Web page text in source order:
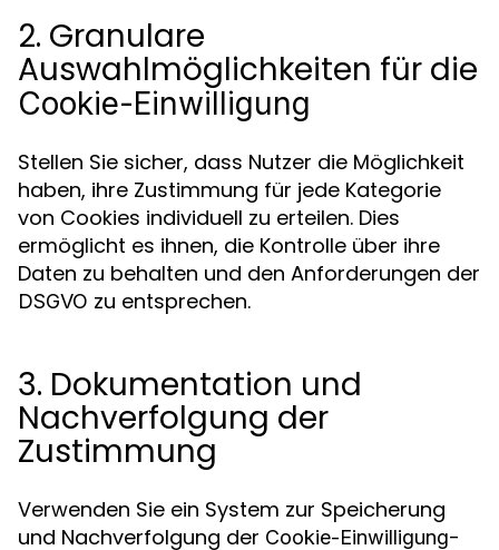
2. Granulare
Auswahlmöglichkeiten für die
Cookie-Einwilligung
Stellen Sie sicher, dass Nutzer die Möglichkeit
haben, ihre Zustimmung für jede Kategorie
von Cookies individuell zu erteilen. Dies
ermöglicht es ihnen, die Kontrolle über ihre
Daten zu behalten und den Anforderungen der
DSGVO zu entsprechen.
3. Dokumentation und
Nachverfolgung der
Zustimmung
Verwenden Sie ein System zur Speicherung
und Nachverfolgung der Cookie-Einwilligung-